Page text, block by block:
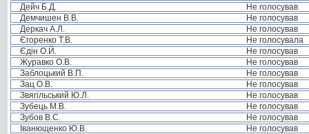
Дейч Б.Д.
Не голосував
Демчишен В.В.
Не голосував
Деркач А.Л.
Не голосував
Єгоренко Т.В.
Не голосувала
Єдін О.Й.
Не голосував
Журавко О.В.
Не голосував
Заблоцький В.П.
Не голосував
Зац О.В.
Не голосував
Звягільський Ю.Л.
Не голосував
Зубець М.В.
Не голосував
Зубов В.С.
Не голосував
Іванющенко Ю.В.
Не голосував